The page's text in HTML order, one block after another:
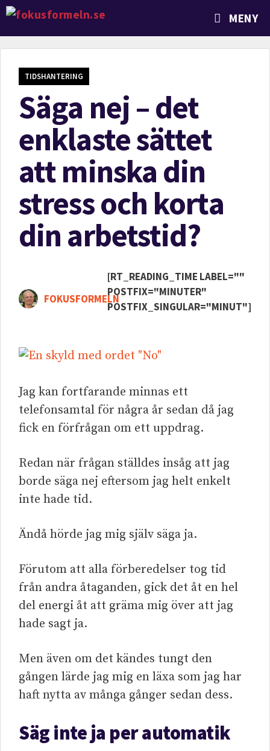
MENY
TIDSHANTERING
Säga nej – det
enklaste sättet
att minska din
stress och korta
din arbetstid?
FOKUSFORMELN
[RT_READING_TIME LABEL=""
POSTFIX="MINUTER"
POSTFIX_SINGULAR="MINUT"]
Jag kan fortfarande minnas ett
telefonsamtal för några år sedan då jag
fick en förfrågan om ett uppdrag.
Redan när frågan ställdes insåg att jag
borde säga nej eftersom jag helt enkelt
inte hade tid.
Ändå hörde jag mig själv säga ja.
Förutom att alla förberedelser tog tid
från andra åtaganden, gick det åt en hel
del energi åt att gräma mig över att jag
hade sagt ja.
Men även om det kändes tungt den
gången lärde jag mig en läxa som jag har
haft nytta av många gånger sedan dess.
Säg inte ja per automatik